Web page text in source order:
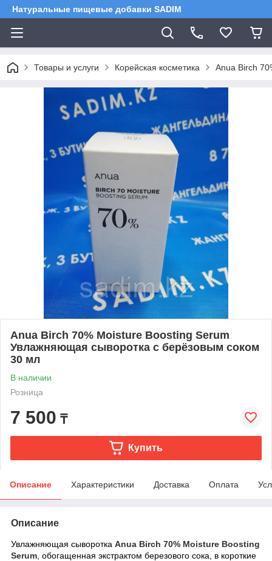
Натуральные пищевые добавки SADIM
Товары и услуги Корейская косметика Anua Birch
Anua Birch 70% Moisture Boosting Serum
Увлажняющая сыворотка с берёзовым соком
30 мл
В наличии
Розница
7 500 ₸
Купить
Описание Характеристики Доставка Оплата
Описание
Увлажняющая сыворотка Anua Birch 70% Moisture Boosting
Serum , обогащенная экстрактом березового сока, в короткие